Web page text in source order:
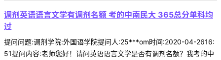
调剂英语语言文学有调剂名额 考的中南民大 365总分单科均
过
提问问题:调剂学院:外国语学院提问人:25***om时间:2020-04-2616:
51提问内容:老师您好！请问英语语言文学是否有调剂名额？我考的中